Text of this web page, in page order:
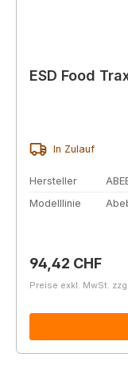
ESD Food
In Zulauf
Hersteller
Modelllinie
Regulärer Preis:
94,42 CHF
Preise exkl. MwSt.